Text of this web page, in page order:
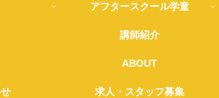
アフタースクール学童
講師紹介
ABOUT
求人・スタッフ募集